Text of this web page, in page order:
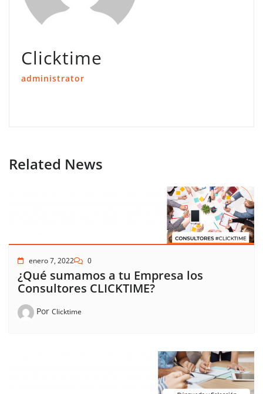
Clicktime
administrator
Related News
enero 7, 2022 0
¿Qué sumamos a tu Empresa los
Consultores CLICKTIME?
Por Clicktime